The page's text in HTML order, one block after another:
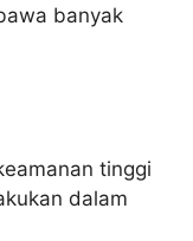
banyak
tinggi
dalam